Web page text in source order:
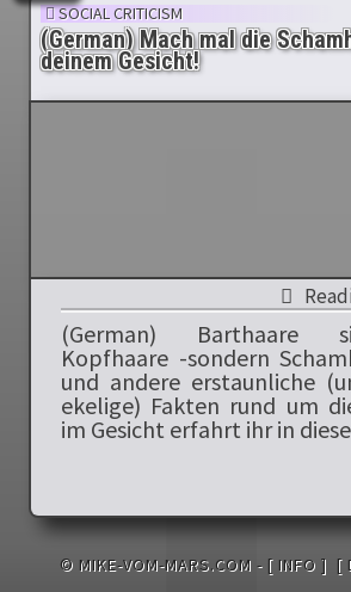
SOCIAL CRITICISM
(German) Mach mal die
deinem Gesicht!
(German) Barthaare
Kopfhaare -sondern
und andere erstaunliche
ekelige) Fakten rund um
im Gesicht erfahrt ihr in
© MIKE-VOM-MARS.COM - [ INFO ] [